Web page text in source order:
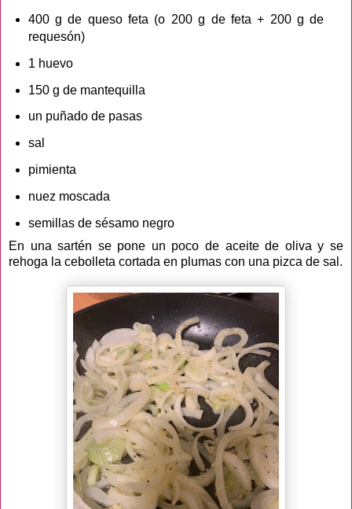
400 g de queso feta (o 200 g de feta + 200 g de
requesón)
1 huevo
150 g de mantequilla
un puñado de pasas
sal
pimienta
nuez moscada
semillas de sésamo negro
En una sartén se pone un poco de aceite de oliva y se
rehoga la cebolleta cortada en plumas con una pizca de sal.